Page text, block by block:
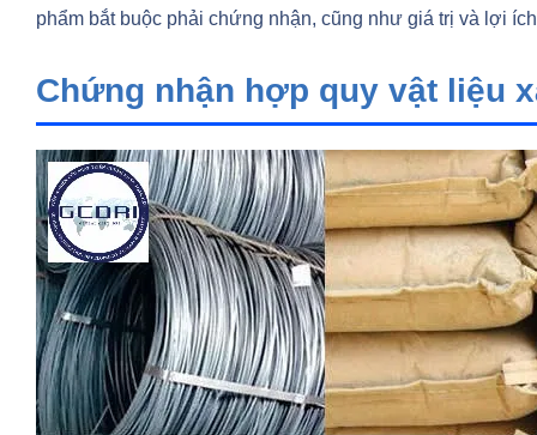
phẩm bắt buộc phải chứng nhận, cũng như giá trị và lợi
Chứng nhận hợp quy vật liệu